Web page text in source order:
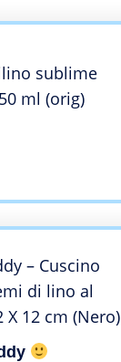
sublime
ml (orig)
– Cuscino
di lino al
X 12 cm (Nero)